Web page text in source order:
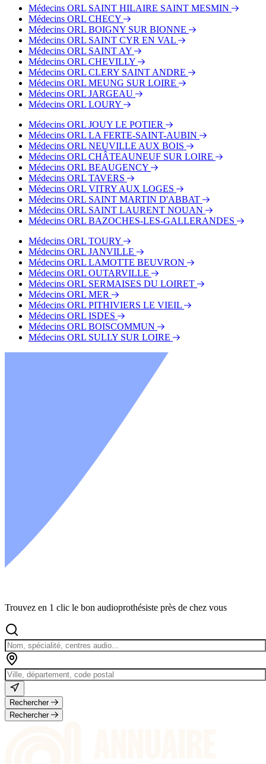
Médecins ORL SAINT HILAIRE SAINT MESMIN
Médecins ORL CHECY
Médecins ORL BOIGNY SUR BIONNE
Médecins ORL SAINT CYR EN VAL
Médecins ORL SAINT AY
Médecins ORL CHEVILLY
Médecins ORL CLERY SAINT ANDRE
Médecins ORL MEUNG SUR LOIRE
Médecins ORL JARGEAU
Médecins ORL LOURY
Médecins ORL JOUY LE POTIER
Médecins ORL LA FERTE-SAINT-AUBIN
Médecins ORL NEUVILLE AUX BOIS
Médecins ORL CHÂTEAUNEUF SUR LOIRE
Médecins ORL BEAUGENCY
Médecins ORL TAVERS
Médecins ORL VITRY AUX LOGES
Médecins ORL SAINT MARTIN D'ABBAT
Médecins ORL SAINT LAURENT NOUAN
Médecins ORL BAZOCHES-LES-GALLERANDES
Médecins ORL TOURY
Médecins ORL JANVILLE
Médecins ORL LAMOTTE BEUVRON
Médecins ORL OUTARVILLE
Médecins ORL SERMAISES DU LOIRET
Médecins ORL MER
Médecins ORL PITHIVIERS LE VIEIL
Médecins ORL ISDES
Médecins ORL BOISCOMMUN
Médecins ORL SULLY SUR LOIRE
Trouvez en 1 clic le bon audioprothésiste près de chez vous
Rechercher
Rechercher